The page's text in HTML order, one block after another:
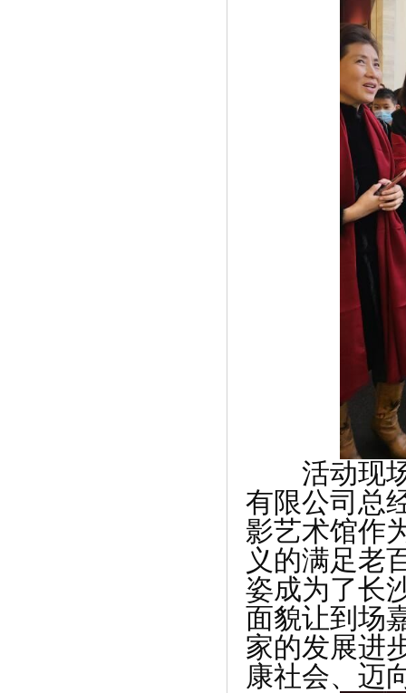
活动现场
有限公司总
影艺术馆作
义的满足老
姿成为了长
面貌让到场
家的发展进
康社会、迈